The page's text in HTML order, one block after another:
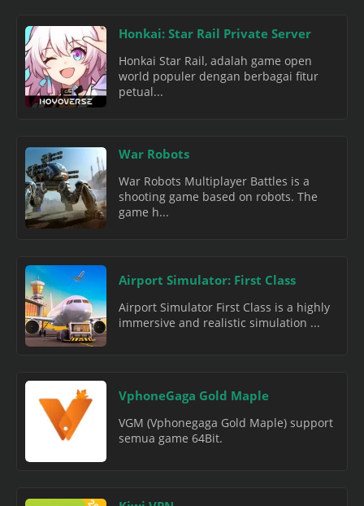
Honkai: Star Rail Private Server
Honkai Star Rail, adalah game open
world populer dengan berbagai fitur
petual...
War Robots
War Robots Multiplayer Battles is a
shooting game based on robots. The
game h...
Airport Simulator: First Class
Airport Simulator First Class is a highly
immersive and realistic simulation ...
VphoneGaga Gold Maple
VGM (Vphonegaga Gold Maple) support
semua game 64Bit.